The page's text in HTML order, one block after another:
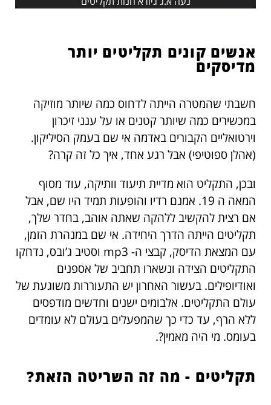
אנשים קונים תקליטים יותר
מדיסקים
חשבתי שהמטרה הייתה לדחוס כמה שיותר מוזיקה
במכשירים כמה שיותר קטנים או על ענני זיכרון
וירטואליים הקבורים באדמה אי שם בעמק הסיליקון.
(אהלן ספוטיפי) אבל רגע אחד, איך כל זה קרה?
ובכן, התקליט הוא מדיית תיעוד וותיקה, עוד מסוף
המאה ה 19. אמנם רדיו והופעות תמיד היו שם, אבל
אם רצית להקשיב ללהקה שאתה אוהב, בחדר שלך,
תקליטים הייתה הדרך היחידה. אי שם במנהרת הזמן,
עם המצאת הדיסק, קבצי ה- mp3 וסטיב ג’ובס, נדחקו
התקליטים הצידה ונשארו תחביב של אספנים
ואודיופילים. בעשור האחרון יש התעוררות משוגעת של
עולם התקליטים. אלבומים ישנים וחדשים מודפסים
ללא הרף, עד כדי כך שהמפעלים בעולם לא עומדים
בעומס. מי היה מאמין?.
תקליטים - מה זה השריטה הזאת?